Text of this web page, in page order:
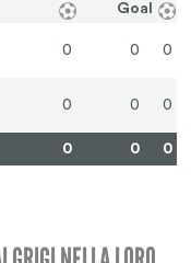
Goal
0 0 0
0 0 0
0 0 0